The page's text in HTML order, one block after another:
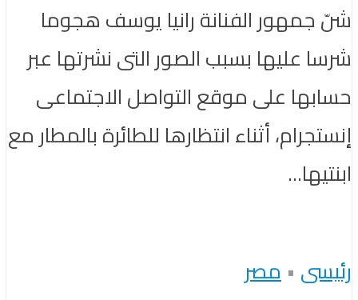
شنّ جمهور الفنانة رانيا يوسف هجوما
شرسا عليها بسبب الصور التى نشرتها عبر
حسابها على موقع التواصل الاجتماعى
إنستجرام، أثناء انتظارها للطائرة بالمطار مع
ابنتيها...
رئيسى •مصر